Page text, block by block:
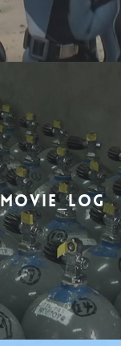
MOVIE_LOG